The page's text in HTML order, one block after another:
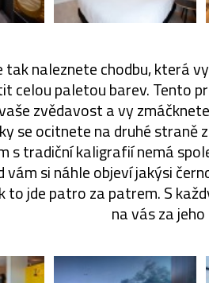
naleznete chodbu, která
celou paletou barev. Tento
zvědavost a vy
se ocitnete na druhé straně
s tradiční kaligrafií nemá
vám si náhle objeví jakýsi
to jde patro za patrem. S
na vás za